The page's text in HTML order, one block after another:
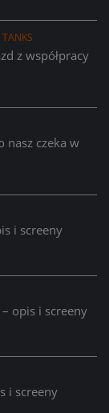
z współpracy
nasz czeka w
i screeny
opis i screeny
i screeny